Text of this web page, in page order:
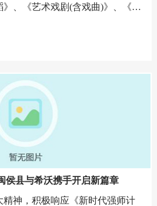
》、《艺术戏剧(含戏曲)》、《艺
侯县与希沃携手开启新篇章
精神，积极响应《新时代强师计